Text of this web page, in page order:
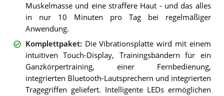
Muskelmasse und eine straffere Haut - und das alles
in nur 10 Minuten pro Tag bei regelmäßiger
Anwendung.
Komplettpaket: Die Vibrationsplatte wird mit einem
intuitiven Touch-Display, Trainingsbändern für ein
Ganzkörpertraining, einer Fernbedienung,
integrierten Bluetooth-Lautsprechern und integrierten
Tragegriffen geliefert. Intelligente LEDs ermöglichen